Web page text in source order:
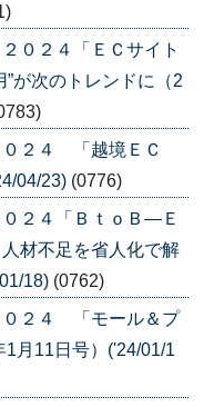
０２４「ＥＣサイト
が次のトレンドに（2
０２４ 「越境ＥＣ
04/23) (0776)
０２４「ＢｔｏＢ―Ｅ
材不足を省人化で解
18) (0762)
０２４ 「モール＆プ
月11日号）('24/01/1